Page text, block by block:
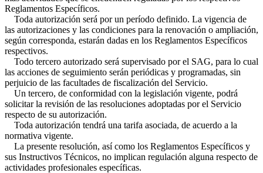
Reglamentos Específicos.
Toda autorización será por un período definido. La vigencia de
las autorizaciones y las condiciones para la renovación o ampliación,
según corresponda, estarán dadas en los Reglamentos Específicos
respectivos.
Todo tercero autorizado será supervisado por el SAG, para lo cual
las acciones de seguimiento serán periódicas y programadas, sin
perjuicio de las facultades de fiscalización del Servicio.
Un tercero, de conformidad con la legislación vigente, podrá
solicitar la revisión de las resoluciones adoptadas por el Servicio
respecto de su autorización.
Toda autorización tendrá una tarifa asociada, de acuerdo a la
normativa vigente.
La presente resolución, así como los Reglamentos Específicos y
sus Instructivos Técnicos, no implican regulación alguna respecto de
actividades profesionales específicas.